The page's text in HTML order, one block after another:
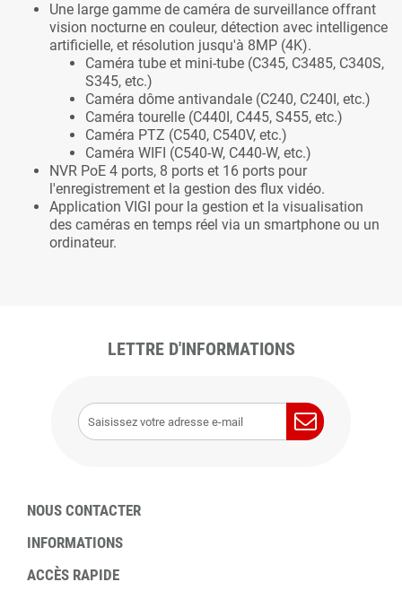
Une large gamme de caméra de surveillance offrant
vision nocturne en couleur, détection avec intelligence
artificielle, et résolution jusqu'à 8MP (4K).
Caméra tube et mini-tube (C345, C3485, C340S,
S345, etc.)
Caméra dôme antivandale (C240, C240I, etc.)
Caméra tourelle (C440I, C445, S455, etc.)
Caméra PTZ (C540, C540V, etc.)
Caméra WIFI (C540-W, C440-W, etc.)
NVR PoE 4 ports, 8 ports et 16 ports pour
l'enregistrement et la gestion des flux vidéo.
Application VIGI pour la gestion et la visualisation
des caméras en temps réel via un smartphone ou un
ordinateur.
LETTRE D'INFORMATIONS
NOUS CONTACTER
INFORMATIONS
ACCÈS RAPIDE